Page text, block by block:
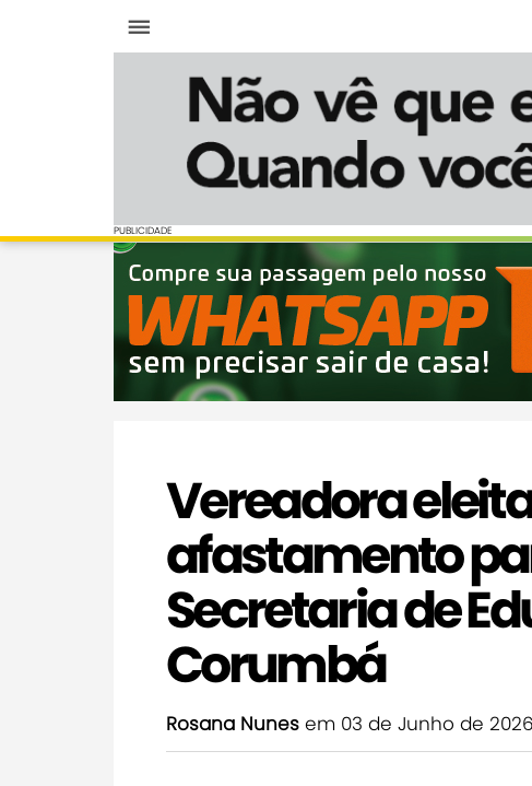
PUBLICIDADE
PUBLICIDADE
Vereadora
afastamento
Secretaria de
Corumbá
Rosana Nunes em 03 de Junho de 2026